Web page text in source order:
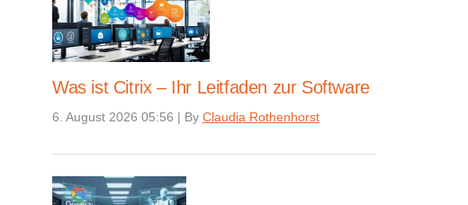
Was ist Citrix – Ihr Leitfaden zur Software
6. August 2026 05:56 | By Claudia Rothenhorst